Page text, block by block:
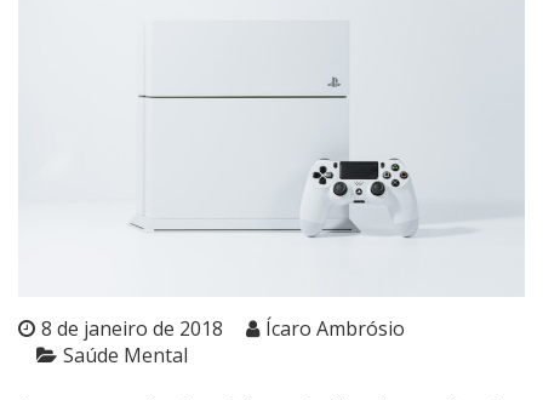
8 de janeiro de 2018
Ícaro Ambrósio
Saúde Mental